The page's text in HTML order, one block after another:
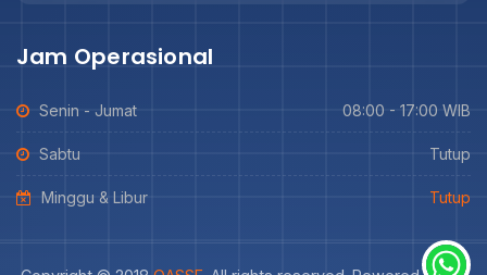
Jam Operasional
Senin - Jumat 08:00 - 17:00 WIB
Sabtu Tutup
Minggu & Libur Tutup